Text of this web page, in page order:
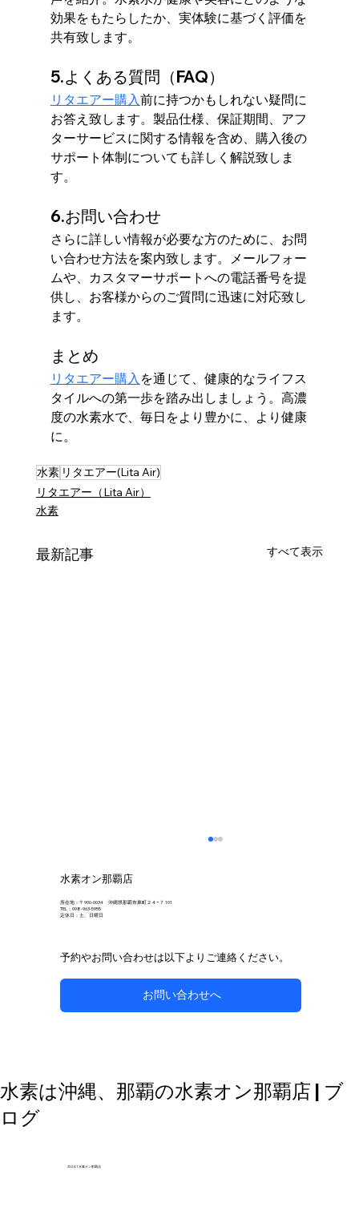
水素オン那覇店
所在地：〒900-0034 沖縄県那覇市東町２４−７ 101
TEL：098-963-5955
定休日：土、日曜日
予約やお問い合わせは以下よりご連絡ください。
お問い合わせへ
水素は沖縄、那覇の水素オン那覇店 | ブ
ログ
効果をもたらしたか、実体験に基づく評価を
共有致します。
5.よくある質問（FAQ）
リタエアー購入前に持つかもしれない疑問に
お答え致します。製品仕様、保証期間、アフ
ターサービスに関する情報を含め、購入後の
サポート体制についても詳しく解説致しま
す。
6.お問い合わせ
さらに詳しい情報が必要な方のために、お問
い合わせ方法を案内致します。メールフォー
ムや、カスタマーサポートへの電話番号を提
供し、お客様からのご質問に迅速に対応致し
ます。
まとめ
リタエアー購入 を通じて、健康的なライフス
タイルへの第一歩を踏み出しましょう。高濃
度の水素水で、毎日をより豊かに、より健康
に。
水素 リタエアー(Lita Air)
リタエアー（Lita Air）
水素
最新記事 すべて表示
自然な方法で副鼻腔炎のケアを目指す
2024.1 水素オン那覇店